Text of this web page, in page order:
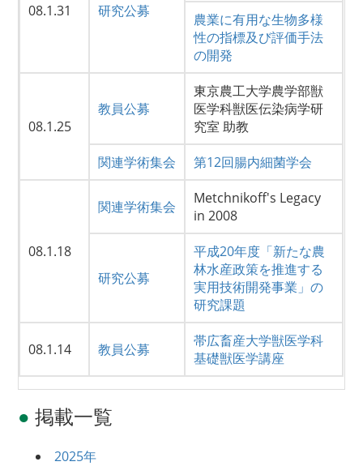
08.1.31 研究公募
農業に有用な生物多様
性の指標及び評価手法
の開発
08.1.25
教員公募
東京農工大学農学部獣
医学科獣医伝染病学研
究室 助教
関連学術集会
第12回腸内細菌学会
08.1.18
関連学術集会
Metchnikoff's Legacy
in 2008
研究公募
平成20年度「新たな農
林水産政策を推進する
実用技術開発事業」の
研究課題
08.1.14 教員公募
帯広畜産大学獣医学科
基礎獣医学講座
● 掲載一覧
2025年